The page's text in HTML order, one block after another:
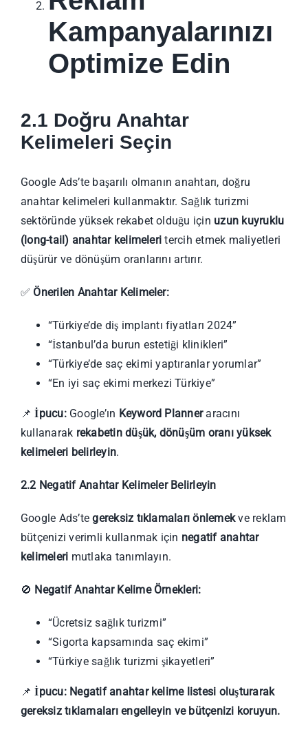
Kampanyalarınızı
Optimize Edin
2.1 Doğru Anahtar
Kelimeleri Seçin
Google Ads’te başarılı olmanın anahtarı, doğru
anahtar kelimeleri kullanmaktır. Sağlık turizmi
sektöründe yüksek rekabet olduğu için uzun kuyruklu
(long-tail) anahtar kelimeleri tercih etmek maliyetleri
düşürür ve dönüşüm oranlarını artırır.
✅ Önerilen Anahtar Kelimeler:
“Türkiye’de diş implantı fiyatları 2024”
“İstanbul’da burun estetiği klinikleri”
“Türkiye’de saç ekimi yaptıranlar yorumlar”
“En iyi saç ekimi merkezi Türkiye”
📌İpucu:Google’ın Keyword Planneraracını
kullanarak rekabetin düşük, dönüşüm oranı yüksek
kelimeleri belirleyin.
2.2 Negatif Anahtar Kelimeler Belirleyin
Google Ads’tegereksiz tıklamaları önlemekve reklam
bütçenizi verimli kullanmak için negatif anahtar
kelimeleri mutlaka tanımlayın.
🚫 Negatif Anahtar Kelime Örnekleri:
“Ücretsiz sağlık turizmi”
“Sigorta kapsamında saç ekimi”
“Türkiye sağlık turizmi şikayetleri”
📌İpucu: Negatif anahtar kelime listesi oluşturarak
gereksiz tıklamaları engelleyin ve bütçenizi koruyun.